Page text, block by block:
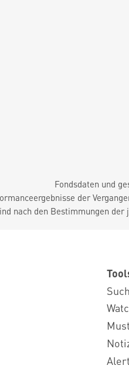
Fondsdaten und
der
nach den Bestimmungen